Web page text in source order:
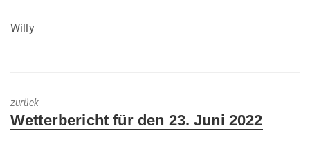
Willy
zurück
Previous
Wetterbericht für den 23. Juni 2022